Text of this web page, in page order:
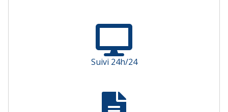
Suivi 24h/24